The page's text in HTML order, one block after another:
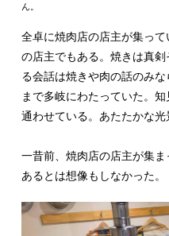
ん。
全卓に焼肉店の店主が集っ
の店主でもある。焼きは真
る会話は焼きや肉の話のみな
まで多岐にわたっていた。
通わせている。あたたかな光
一昔前、焼肉店の店主が集
あるとは想像もしなかった。